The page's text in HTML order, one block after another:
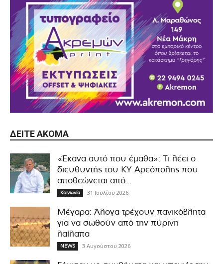
ΔΕΊΤΕ ΑΚΌΜΑ
«Έκανα αυτό που έμαθα»: Τι λέει ο
διευθυντής του ΚΥ Αρεόπολης που
αποθεώνεται από...
Κοινωνία 31 Ιουλίου 2026
Μέγαρα: Άλογα τρέχουν πανικόβλητα
για να σωθούν από την πύρινη
λαίλαπα
NEWS 3 Αυγούστου 2026